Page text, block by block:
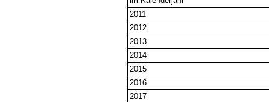
2011
2012
2013
2014
2015
2016
2017